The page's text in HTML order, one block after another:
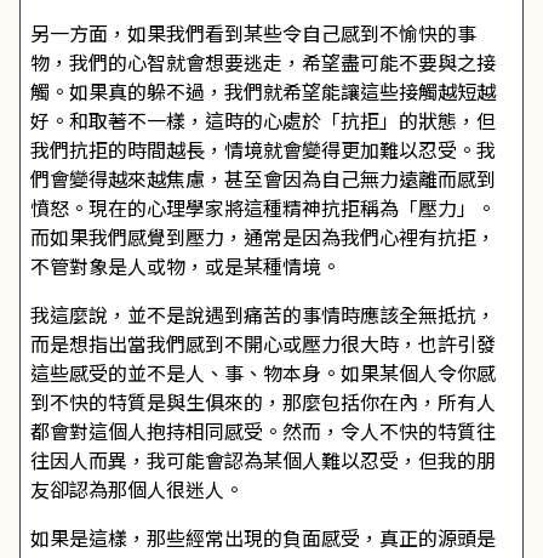
另一方面，如果我們看到某些令自己感到不愉快的事
物，我們的心智就會想要逃走，希望盡可能不要與之接
觸。如果真的躲不過，我們就希望能讓這些接觸越短越
好。和取著不一樣，這時的心處於「抗拒」的狀態，但
我們抗拒的時間越長，情境就會變得更加難以忍受。我
們會變得越來越焦慮，甚至會因為自己無力遠離而感到
憤怒。現在的心理學家將這種精神抗拒稱為「壓力」。
而如果我們感覺到壓力，通常是因為我們心裡有抗拒，
不管對象是人或物，或是某種情境。
我這麼說，並不是說遇到痛苦的事情時應該全無抵抗，
而是想指出當我們感到不開心或壓力很大時，也許引發
這些感受的並不是人、事、物本身。如果某個人令你感
到不快的特質是與生俱來的，那麼包括你在內，所有人
都會對這個人抱持相同感受。然而，令人不快的特質往
往因人而異，我可能會認為某個人難以忍受，但我的朋
友卻認為那個人很迷人。
如果是這樣，那些經常出現的負面感受，真正的源頭是